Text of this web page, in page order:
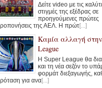
Δείτε video με τις
στιγμές της εξέδρας σε
προηγούμενες πρώτες
της ΑΕΛ. Η πρώτ[...]
Καμία αλλαγή
League
Η Super League θα
και τη νέα σεζόν το
φορμάτ διεξαγωγής,
για ανα[...]